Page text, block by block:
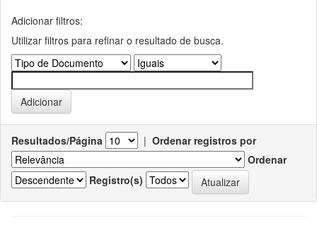
Adicionar filtros:
Utilizar filtros para refinar o resultado de busca.
Resultados/Página | Ordenar registros por
Ordenar
Registro(s)